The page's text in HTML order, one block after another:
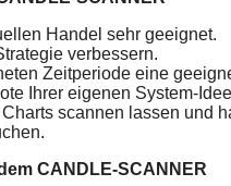
Handel sehr geeignet.
verbessern.
Zeitperiode eine
Ihrer eigenen System-
scannen lassen und
CANDLE-SCANNER